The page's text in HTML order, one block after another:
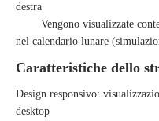
destra
Vengono visualizzate
nel calendario lunare
Caratteristiche dello
Design responsivo:
desktop